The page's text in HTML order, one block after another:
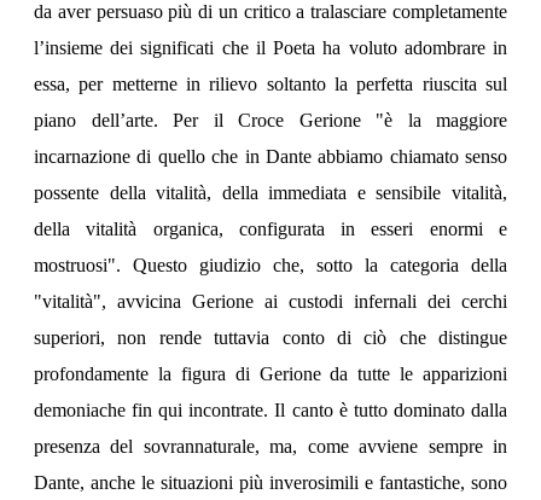
da aver persuaso più di un critico a tralasciare completamente
l’insieme dei significati che il Poeta ha voluto adombrare in
essa, per metterne in rilievo soltanto la perfetta riuscita sul
piano dell’arte. Per il Croce Gerione "è la maggiore
incarnazione di quello che in Dante abbiamo chiamato senso
possente della vitalità, della immediata e sensibile vitalità,
della vitalità organica, configurata in esseri enormi e
mostruosi". Questo giudizio che, sotto la categoria della
"vitalità", avvicina Gerione ai custodi infernali dei cerchi
superiori, non rende tuttavia conto di ciò che distingue
profondamente la figura di Gerione da tutte le apparizioni
demoniache fin qui incontrate. Il canto è tutto dominato dalla
presenza del sovrannaturale, ma, come avviene sempre in
Dante, anche le situazioni più inverosimili e fantastiche, sono